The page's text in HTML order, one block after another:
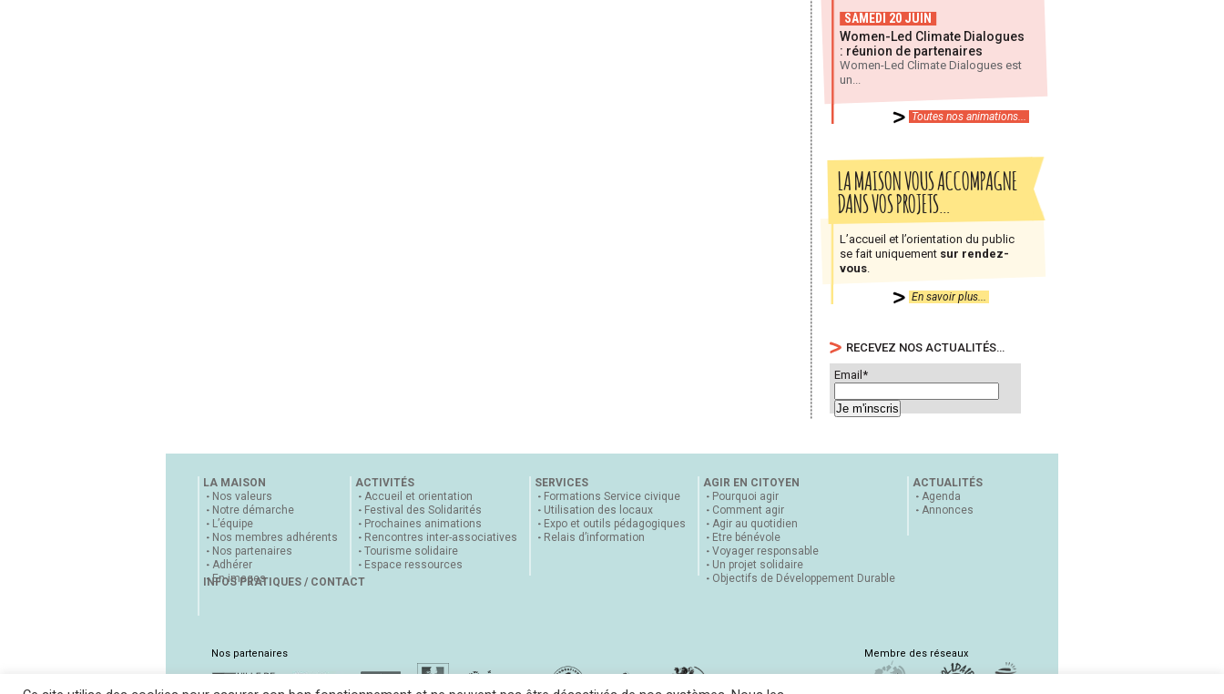
SAMEDI 20 JUIN
Women-Led Climate Dialogues
: réunion de partenaires
Women-Led Climate Dialogues est
un...
Toutes nos animations...
LA MAISON VOUS ACCOMPAGNE
DANS VOS PROJETS…
L’accueil et l’orientation du public
se fait uniquement sur rendez-
vous
En savoir plus...
RECEVEZ NOS ACTUALITÉS…
Email*
LA MAISON
Nos valeurs
Notre démarche
L’équipe
Nos membres adhérents
Nos partenaires
Adhérer
En images
ACTIVITÉS
Accueil et orientation
Festival des Solidarités
Prochaines animations
Rencontres inter-associatives
Tourisme solidaire
Espace ressources
SERVICES
Formations Service civique
Utilisation des locaux
Expo et outils pédagogiques
Relais d’information
AGIR EN CITOYEN
Pourquoi agir
Comment agir
Agir au quotidien
Etre bénévole
Voyager responsable
Un projet solidaire
Objectifs de Développement Durable
ACTUALITÉS
Agenda
Annonces
INFOS PRATIQUES / CONTACT
Nos partenaires Membre des réseaux